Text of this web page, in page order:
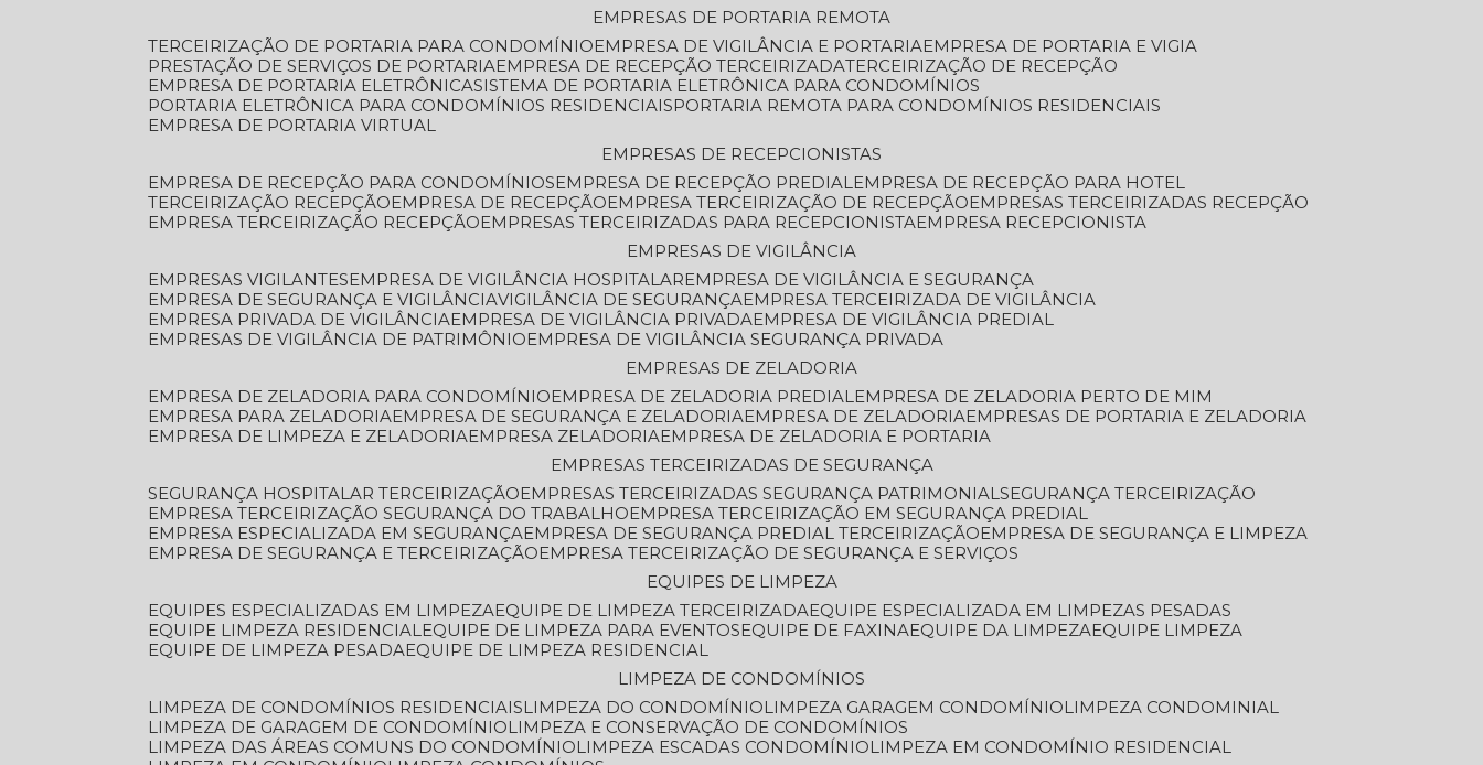
EMPRESAS DE PORTARIA REMOTA
TERCEIRIZAÇÃO DE PORTARIA PARA CONDOMÍNIO
EMPRESA DE VIGILÂNCIA E PORTARIA
EMPRESA DE PORTARIA E VIGIA
PRESTAÇÃO DE SERVIÇOS DE PORTARIA
EMPRESA DE RECEPÇÃO TERCEIRIZADA TERCEIRIZAÇÃO DE RECEPÇÃO
EMPRESA DE PORTARIA ELETRÔNICA SISTEMA DE PORTARIA ELETRÔNICA PARA CONDOMÍNIOS
PORTARIA ELETRÔNICA PARA CONDOMÍNIOS RESIDENCIAIS
PORTARIA REMOTA PARA CONDOMÍNIOS RESIDENCIAIS
EMPRESA DE PORTARIA VIRTUAL
EMPRESAS DE RECEPCIONISTAS
EMPRESA DE RECEPÇÃO PARA CONDOMÍNIOS
EMPRESA DE RECEPÇÃO PREDIAL
EMPRESA DE RECEPÇÃO PARA HOTEL
TERCEIRIZAÇÃO RECEPÇÃO
EMPRESA DE RECEPÇÃO EMPRESA TERCEIRIZAÇÃO DE RECEPÇÃO
EMPRESAS TERCEIRIZADAS RECEPÇÃO
EMPRESA TERCEIRIZAÇÃO RECEPÇÃO
EMPRESAS TERCEIRIZADAS PARA RECEPCIONISTA
EMPRESA RECEPCIONISTA
EMPRESAS DE VIGILÂNCIA
EMPRESAS VIGILANTES
EMPRESA DE VIGILÂNCIA HOSPITALAR
EMPRESA DE VIGILÂNCIA E SEGURANÇA
EMPRESA DE SEGURANÇA E VIGILÂNCIA VIGILÂNCIA DE SEGURANÇA
EMPRESA TERCEIRIZADA DE VIGILÂNCIA
EMPRESA PRIVADA DE VIGILÂNCIA
EMPRESA DE VIGILÂNCIA PRIVADA
EMPRESA DE VIGILÂNCIA PREDIAL
EMPRESAS DE VIGILÂNCIA DE PATRIMÔNIO
EMPRESA DE VIGILÂNCIA SEGURANÇA PRIVADA
EMPRESAS DE ZELADORIA
EMPRESA DE ZELADORIA PARA CONDOMÍNIO
EMPRESA DE ZELADORIA PREDIAL
EMPRESA DE ZELADORIA PERTO DE MIM
EMPRESA PARA ZELADORIA
EMPRESA DE SEGURANÇA E ZELADORIA EMPRESA DE ZELADORIA
EMPRESAS DE PORTARIA E ZELADORIA
EMPRESA DE LIMPEZA E ZELADORIA
EMPRESA ZELADORIA
EMPRESA DE ZELADORIA E PORTARIA
EMPRESAS TERCEIRIZADAS DE SEGURANÇA
SEGURANÇA HOSPITALAR TERCEIRIZAÇÃO
EMPRESAS TERCEIRIZADAS SEGURANÇA PATRIMONIAL SEGURANÇA TERCEIRIZAÇÃO
EMPRESA TERCEIRIZAÇÃO SEGURANÇA DO TRABALHO
EMPRESA TERCEIRIZAÇÃO EM SEGURANÇA PREDIAL
EMPRESA ESPECIALIZADA EM SEGURANÇA
EMPRESA DE SEGURANÇA PREDIAL TERCEIRIZAÇÃO
EMPRESA DE SEGURANÇA E LIMPEZA
EMPRESA DE SEGURANÇA E TERCEIRIZAÇÃO
EMPRESA TERCEIRIZAÇÃO DE SEGURANÇA E SERVIÇOS
EQUIPES DE LIMPEZA
EQUIPES ESPECIALIZADAS EM LIMPEZA EQUIPE DE LIMPEZA TERCEIRIZADA EQUIPE ESPECIALIZADA EM LIMPEZAS PESADAS
EQUIPE LIMPEZA RESIDENCIAL EQUIPE DE LIMPEZA PARA EVENTOS EQUIPE DE FAXINA EQUIPE DA LIMPEZA EQUIPE LIMPEZA
EQUIPE DE LIMPEZA PESADA EQUIPE DE LIMPEZA RESIDENCIAL
LIMPEZA DE CONDOMÍNIOS
LIMPEZA DE CONDOMÍNIOS RESIDENCIAIS
LIMPEZA DO CONDOMÍNIO LIMPEZA GARAGEM CONDOMÍNIO
LIMPEZA CONDOMINIAL
LIMPEZA DE GARAGEM DE CONDOMÍNIO
LIMPEZA E CONSERVAÇÃO DE CONDOMÍNIOS
LIMPEZA DAS ÁREAS COMUNS DO CONDOMÍNIO
LIMPEZA ESCADAS CONDOMÍNIO
LIMPEZA EM CONDOMÍNIO RESIDENCIAL